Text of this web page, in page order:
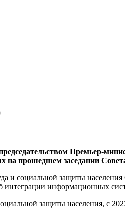
Премьер-
на прошедшем заседании
и социальной защиты
интеграции информационных
защиты населения, с